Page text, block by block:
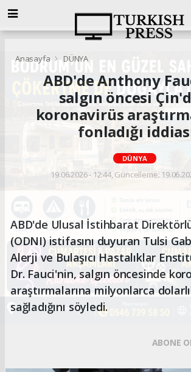
Anasayfa DÜNYA
ABD'de Anthony
salgın öncesi
koronavirüs
fonladığı
DÜNYA
19.06.2026 - 12:44, Güncelleme:
ABD'de Ulusal İstihbarat
(ODNI) istifasını duyuran Tulsi
Alerji ve Bulaşıcı Hastalıklar
Dr. Fauci'nin, salgın öncesinde
araştırmalarına milyonlarca
sağladığını söyledi.
ABONE